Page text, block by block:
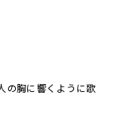
の胸に響くように歌